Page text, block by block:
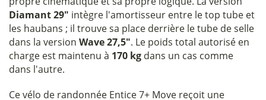
Diamant 29" intègre l'amortisseur entre le top tube et
les haubans ; il trouve sa place derrière le tube de selle
dans la version Wave 27,5". Le poids total autorisé en
charge est maintenu à 170 kg dans un cas comme
dans l'autre.
Ce vélo de randonnée Entice 7+ Move reçoit une